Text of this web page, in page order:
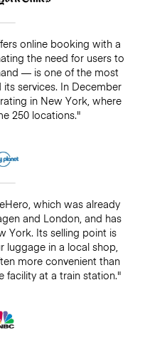
online booking with a
the need for users to
— is one of the most
services. In December
in New York, where
250 locations."
which was already
and London, and has
York. Its selling point is
luggage in a local shop,
more convenient than
facility at a train station."